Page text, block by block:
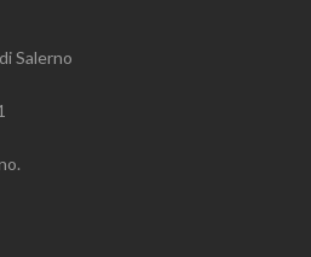
Salerno